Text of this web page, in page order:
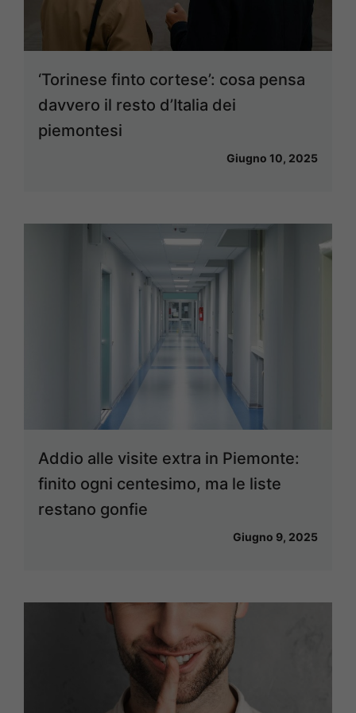
‘Torinese finto cortese’: cosa pensa
davvero il resto d’Italia dei
piemontesi
Giugno 10, 2025
Addio alle visite extra in Piemonte:
finito ogni centesimo, ma le liste
restano gonfie
Giugno 9, 2025